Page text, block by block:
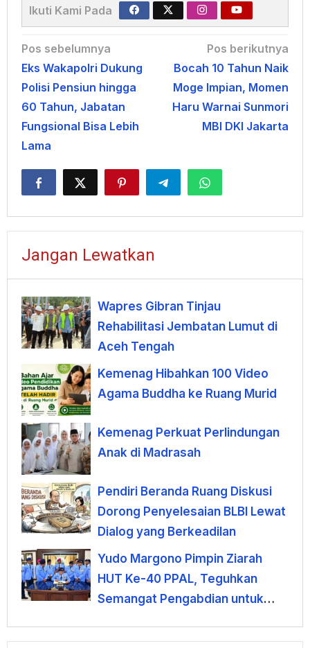
Ikuti Kami Pada
Navigasi
pos
Pos sebelumnya
Eks Wakapolri Dukung
Polisi Pensiun hingga
60 Tahun, Jabatan
Fungsional Bisa Lebih
Lama
Pos berikutnya
Bocah 10 Tahun Naik
Moge Impian, Momen
Haru Warnai Sunmori
MBI DKI Jakarta
Jangan Lewatkan
Wapres Gibran Tinjau
Rehabilitasi Jembatan Lumut di
Aceh Tengah
Kemenag Hibahkan 100 Video
Agama Buddha ke Ruang Murid
Kemenag Perkuat Perlindungan
Anak di Madrasah
Pendiri Beranda Ruang Diskusi
Dorong Penyelesaian BLBI Lewat
Dialog yang Berkeadilan
Yudo Margono Pimpin Ziarah
HUT Ke-40 PPAL, Teguhkan
Semangat Pengabdian untuk